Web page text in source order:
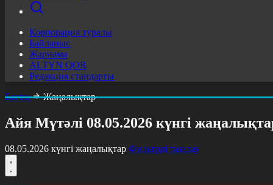
Корпорация туралы
Байланыс
Жарнама
ALTYN QOR
Редакция стандарты
Басты
Жаңалықтар
Айя Мүтәлі 08.05.2026 күнгі
08.05.2026 күнгі жаңалықтар Фильтрді тазалау